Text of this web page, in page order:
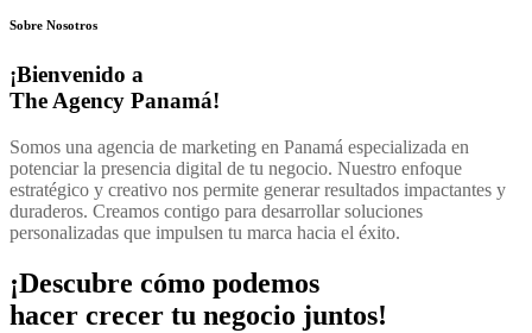
Sobre Nosotros
¡Bienvenido a
The Agency Panamá!
Somos una agencia de marketing en Panamá especializada en
potenciar la presencia digital de tu negocio. Nuestro enfoque
estratégico y creativo nos permite generar resultados impactantes y
duraderos. Creamos contigo para desarrollar soluciones
personalizadas que impulsen tu marca hacia el éxito.
¡Descubre cómo podemos
hacer crecer tu negocio juntos!